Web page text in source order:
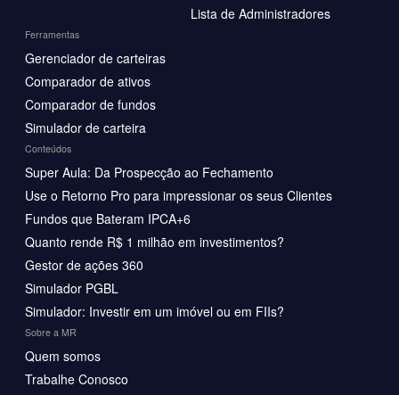
Lista de Administradores
Ferramentas
Gerenciador de carteiras
Comparador de ativos
Comparador de fundos
Simulador de carteira
Conteúdos
Super Aula: Da Prospecção ao Fechamento
Use o Retorno Pro para impressionar os seus Clientes
Fundos que Bateram IPCA+6
Quanto rende R$ 1 milhão em investimentos?
Gestor de ações 360
Simulador PGBL
Simulador: Investir em um imóvel ou em FIIs?
Sobre a MR
Quem somos
Trabalhe Conosco